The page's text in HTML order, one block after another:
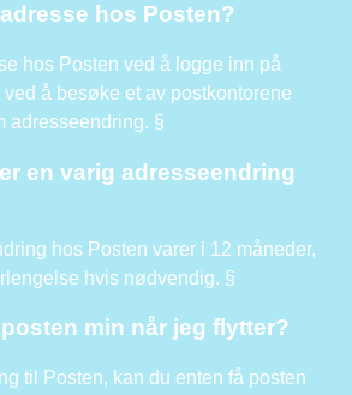
hos Posten?
hos Posten ved å logge inn på
å besøke et av postkontorene
adresseendring. §
en varig adresseendring
hos Posten varer i 12 måneder,
hvis nødvendig. §
min når jeg flytter?
til Posten, kan du enten få posten